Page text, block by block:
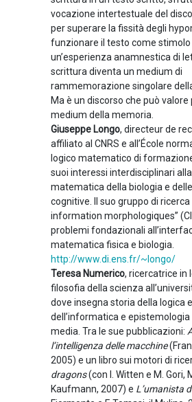
vocazione intertestuale del
per superare la fissità degli
funzionare il testo come stimolo
un’esperienza anamnestica di
scrittura diventa un medium di
rammemorazione singolare
Ma è un discorso che può valore
medium della memoria.
Giuseppe Longo, directeur de
affiliato al CNRS e all’École
logico matematico di
suoi interessi interdisciplinari
matematica della biologia e
cognitive. Il suo gruppo di
information morphologiques”
problemi fondazionali
matematica fisica e biologia.
http://www.di.ens.fr/~longo/
Teresa Numerico, ricercatrice in
filosofia della scienza
dove insegna storia della logica e
dell’informatica e epistemologia
media. Tra le sue pubblicazioni:
l’intelligenza delle macchine
2005) e un libro sui motori di
dragons(con I. Witten e M. Gori,
Kaufmann, 2007) e L’umanista